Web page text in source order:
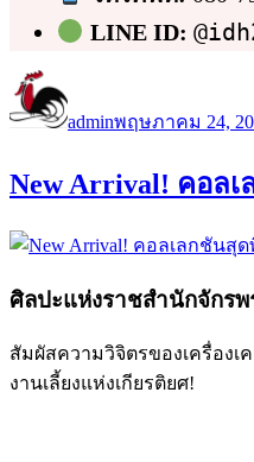
LINE ID:
เขียน
adminเมื่อ
พฤษภาคม 24,
New Arrival! คอล
ศิลปะแห่งราชสำนักจักร
สัมผัสความวิจิตรของเครื่องเ
งานเลี้ยงแห่งเกียรติยศ!